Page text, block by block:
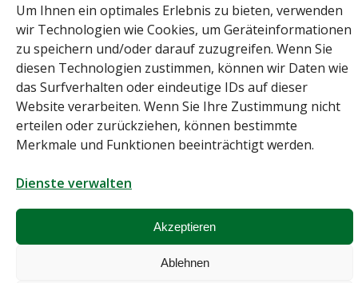
Um Ihnen ein optimales Erlebnis zu bieten, verwenden
wir Technologien wie Cookies, um Geräteinformationen
zu speichern und/oder darauf zuzugreifen. Wenn Sie
diesen Technologien zustimmen, können wir Daten wie
das Surfverhalten oder eindeutige IDs auf dieser
Website verarbeiten. Wenn Sie Ihre Zustimmung nicht
erteilen oder zurückziehen, können bestimmte
Merkmale und Funktionen beeinträchtigt werden.
Dienste verwalten
Akzeptieren
Ablehnen
Freitag: 08:00 –
14:30 Uhr
Impressum
Bei diesem Webshop handelt es sich um einen B2B-Webshop
Kalibrierservice, Sprühnebel-Zerstäubungstechnik und
Lebensmittelmaschinen.
usw. aus Österreich, Deutschland und der Schweiz (weitere Länder auf
Anfrage).
Alle Preisangaben zzgl. MwSt. und zzgl. Versandkosten